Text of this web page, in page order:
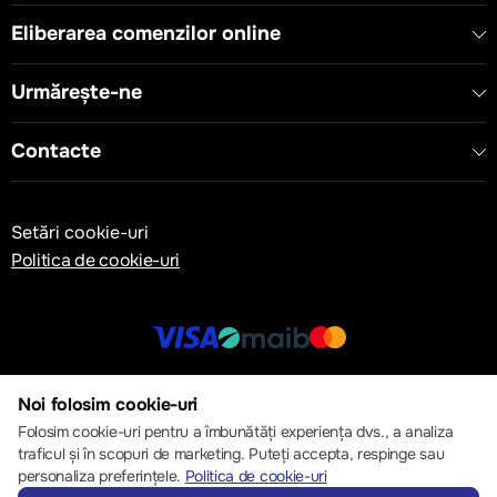
Eliberarea comenzilor online
Urmărește-ne
Contacte
Setări cookie-uri
Politica de cookie-uri
© 2013 – 2026 ECOM
Noi folosim cookie-uri
Folosim cookie-uri pentru a îmbunătăți experiența dvs., a analiza
traficul și în scopuri de marketing. Puteți accepta, respinge sau
personaliza preferințele. Politica de cookie-uri